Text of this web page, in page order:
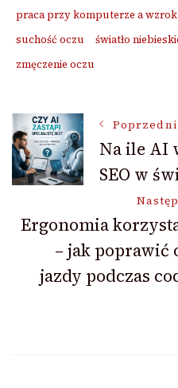
praca przy komputerze a wzrok
suchość oczu
światło
zmęczenie oczu
Nawigacja
wpisu
Na ile AI
SEO w
Ergonomia
– jak poprawić
jazdy podczas